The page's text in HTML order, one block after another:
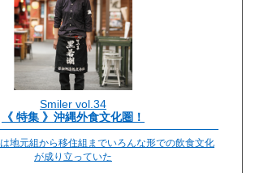
Smiler vol.34
《 特集 》沖縄外食文化圏！
地元組から移住組までいろんな形での飲食文化
が成り立っていた